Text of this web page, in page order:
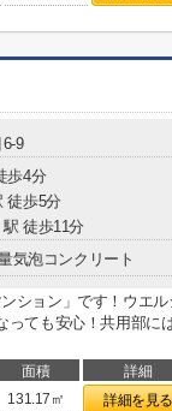
6-9
歩4分
徒歩5分
駅 徒歩11分
気泡コンクリート
ション」です！ウエ
っても安心！共用部に
面積 詳細
131.17㎡ 詳細を見